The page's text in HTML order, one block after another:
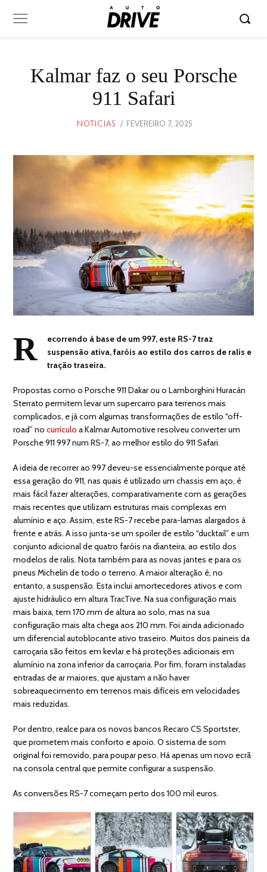
Kalmar faz o seu Porsche
911 Safari
NOTICIAS
POSTED
FEVEREIRO 7, 2025
R
ecorrendo à base de um 997, este RS-7 traz
suspensão ativa, faróis ao estilo dos carros de ralis e
tração traseira.
Propostas como o Porsche 911 Dakar ou o Lamborghini Huracán
Sterrato permitem levar um supercarro para terrenos mais
complicados, e já com algumas transformações de estilo “off-
road” nocurrículo a Kalmar Automotive resolveu converter um
Porsche 911 997 num RS-7, ao melhor estilo do 911 Safari.
A ideia de recorrer ao 997 deveu-se essencialmente porque até
essa geração do 911, nas quais é utilizado um chassis em aço, é
mais fácil fazer alterações, comparativamente com as gerações
mais recentes que utilizam estruturas mais complexas em
alumínio e aço. Assim, este RS-7 recebe para-lamas alargados à
frente e atrás. A isso junta-se um spoiler de estilo “ducktail” e um
conjunto adicional de quatro faróis na dianteira, ao estilo dos
modelos de ralis. Nota também para as novas jantes e para os
pneus Michelin de todo o terreno. A maior alteração é, no
entanto, a suspensão. Esta inclui amortecedores ativos e com
ajuste hidráulico em altura TracTive. Na sua configuração mais
mais baixa, tem 170 mm de altura ao solo, mas na sua
configuração mais alta chega aos 210 mm. Foi ainda adicionado
um diferencial autoblocante ativo traseiro. Muitos dos paineis da
carroçaria são feitos em kevlar e há proteções adicionais em
alumínio na zona inferior da carroçaria. Por fim, foram instaladas
entradas de ar maiores, que ajustam a não haver
sobreaquecimento em terrenos mais difíceis em velocidades
mais reduzidas.
Por dentro, realce para os novos bancos Recaro CS Sportster,
que prometem mais conforto e apoio. O sistema de som
original foi removido, para poupar peso. Há apenas um novo ecrã
na consola central que permite configurar a suspensão.
As conversões RS-7 começam perto dos 100 mil euros.